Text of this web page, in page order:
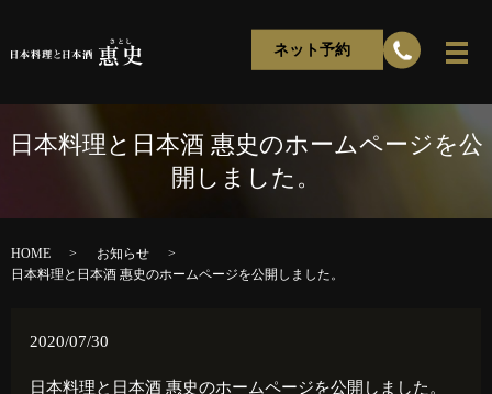
ネット予約
日本料理と日本酒 惠史のホームページを公
開しました。
HOME
お知らせ
日本料理と日本酒 惠史のホームページを公開しました。
2020/07/30
日本料理と日本酒 惠史のホームページを公開しました。